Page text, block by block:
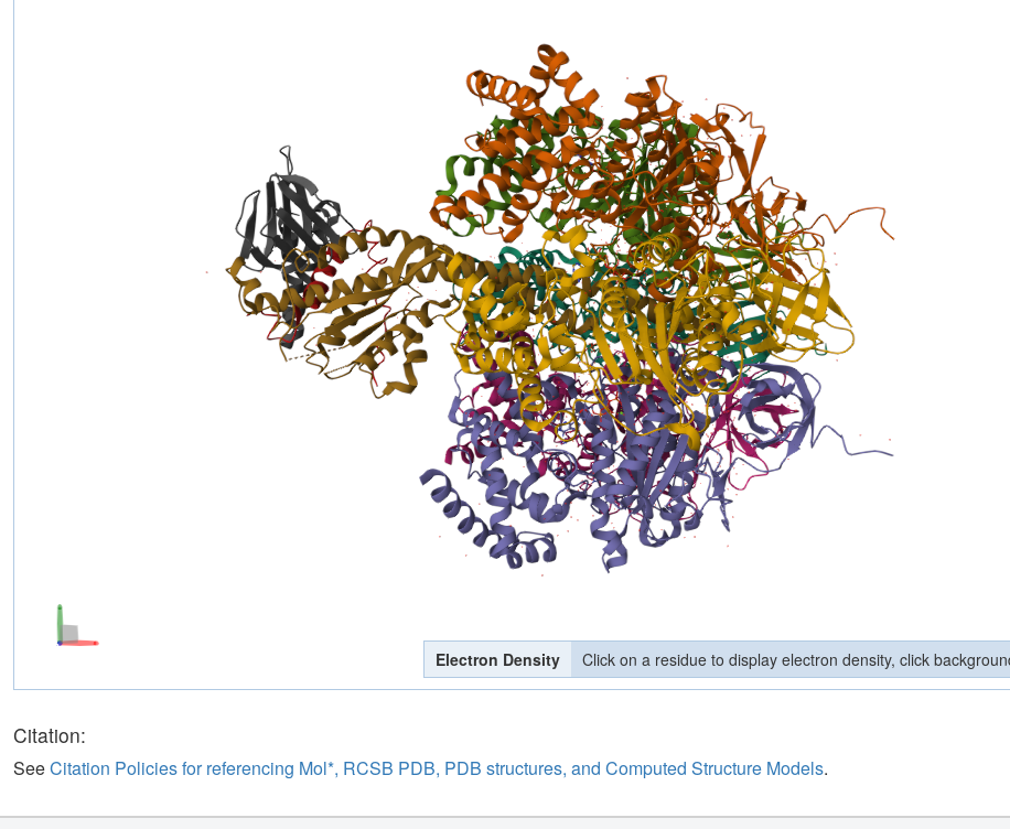
Electron Density Click on a residue to display electron density, click
Citation:
SeeCitation Policies for referencing Mol*, RCSB PDB, PDB structures, and Computed Structure Models.